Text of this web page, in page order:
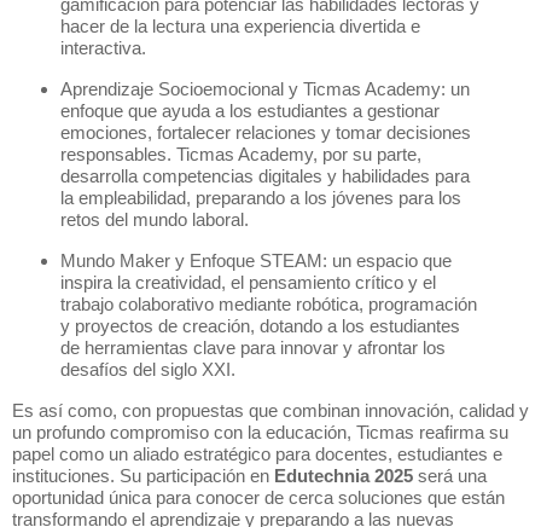
gamificación para potenciar las habilidades lectoras y
hacer de la lectura una experiencia divertida e
interactiva.
Aprendizaje Socioemocional y Ticmas Academy: un
enfoque que ayuda a los estudiantes a gestionar
emociones, fortalecer relaciones y tomar decisiones
responsables. Ticmas Academy, por su parte,
desarrolla competencias digitales y habilidades para
la empleabilidad, preparando a los jóvenes para los
retos del mundo laboral.
Mundo Maker y Enfoque STEAM: un espacio que
inspira la creatividad, el pensamiento crítico y el
trabajo colaborativo mediante robótica, programación
y proyectos de creación, dotando a los estudiantes
de herramientas clave para innovar y afrontar los
desafíos del siglo XXI.
Es así como, con propuestas que combinan innovación, calidad y
un profundo compromiso con la educación, Ticmas reafirma su
papel como un aliado estratégico para docentes, estudiantes e
instituciones. Su participación en Edutechnia 2025 será una
oportunidad única para conocer de cerca soluciones que están
transformando el aprendizaje y preparando a las nuevas